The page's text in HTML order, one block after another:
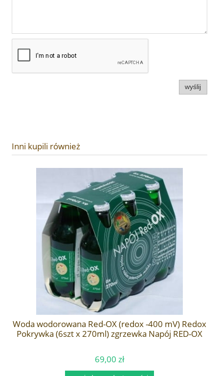
wyślij
Inni kupili również
Woda wodorowana Red-OX (redox -400 mV) Redox
Pokrywka (6szt x 270ml) zgrzewka Napój RED-OX
69,00 zł